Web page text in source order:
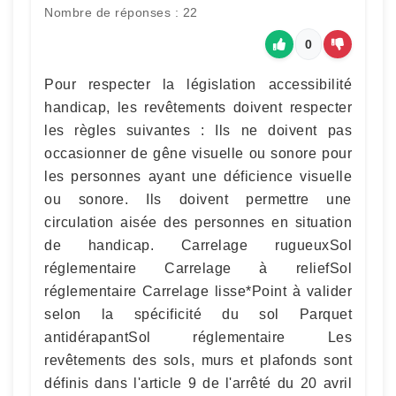
Nombre de réponses : 22
0
Pour respecter la législation accessibilité
handicap, les revêtements doivent respecter
les règles suivantes : Ils ne doivent pas
occasionner de gêne visuelle ou sonore pour
les personnes ayant une déficience visuelle
ou sonore. Ils doivent permettre une
circulation aisée des personnes en situation
de handicap. Carrelage rugueuxSol
réglementaire Carrelage à reliefSol
réglementaire Carrelage lisse*Point à valider
selon la spécificité du sol Parquet
antidérapantSol réglementaire Les
revêtements des sols, murs et plafonds sont
définis dans l'article 9 de l'arrêté du 20 avril